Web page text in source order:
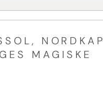
NORDKAP
MAGISKE